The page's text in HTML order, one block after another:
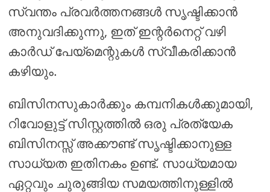
സ്വന്തം പ്രവർത്തനങ്ങൾ സൃഷ്ടിക്കാൻ
അനുവദിക്കുന്നു, ഇത് ഇന്റർനെറ്റ് വഴി
കാർഡ് പേയ്മെന്റുകൾ സ്വീകരിക്കാൻ
കഴിയും.
ബിസിനസുകാർക്കും കമ്പനികൾക്കുമായി,
റിവോളുട്ട് സിസ്റ്റത്തിൽ ഒരു പ്രത്യേക
ബിസിനസ്സ് അക്കൗണ്ട് സൃഷ്ടിക്കാനുള്ള
സാധ്യത ഇതിനകം ഉണ്ട്. സാധ്യമായ
ഏറ്റവും ചുരുങ്ങിയ സമയത്തിനുള്ളിൽ